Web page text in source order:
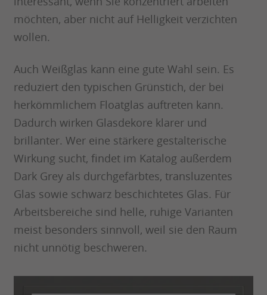
möchten, aber nicht auf Helligkeit verzichten
wollen.
Auch Weißglas kann eine gute Wahl sein. Es
reduziert den typischen Grünstich, der bei
herkömmlichem Floatglas auftreten kann.
Dadurch wirken Glasdekore klarer und
brillanter. Wer eine stärkere gestalterische
Wirkung sucht, findet im Katalog außerdem
Dark Grey als durchgefärbtes, transluzentes
Glas sowie schwarz beschichtetes Glas. Für
Arbeitsbereiche sind helle, ruhige Varianten
meist besonders sinnvoll, weil sie den Raum
nicht unnötig beschweren.